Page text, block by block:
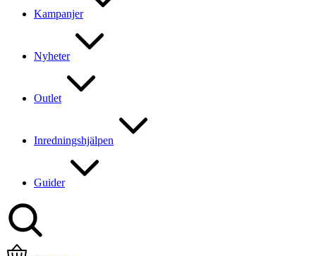
Kampanjer
Nyheter
Outlet
Inredningshjälpen
Guider